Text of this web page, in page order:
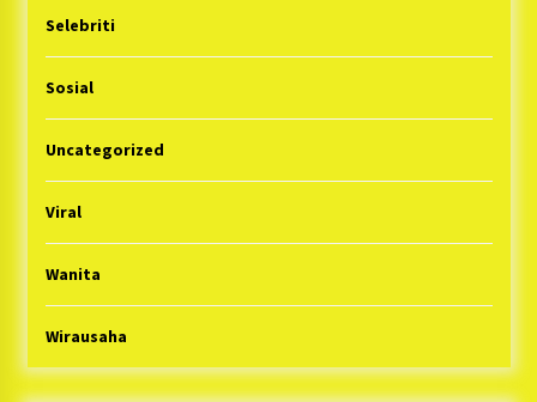
Selebriti
Sosial
Uncategorized
Viral
Wanita
Wirausaha